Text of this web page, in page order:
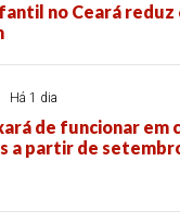
no Ceará reduz
Há 1 dia
de funcionar em
a partir de